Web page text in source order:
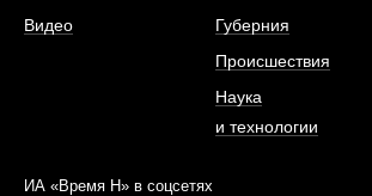
Видео
Губерния
Происшествия
Наука
и технологии
ИА «Время Н» в соцсетях